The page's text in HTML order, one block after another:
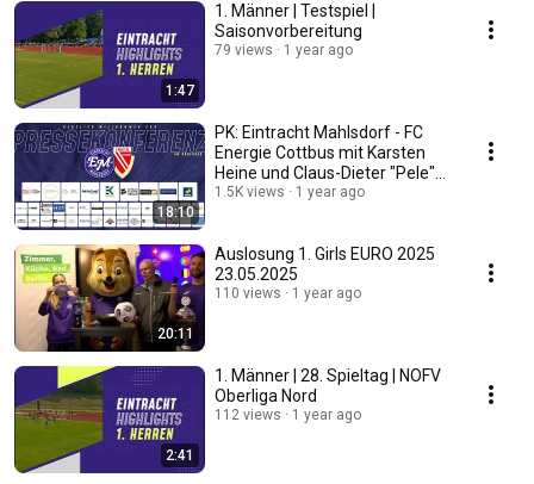
1:47
1. Männer | Testspiel |
Saisonvorbereitung
79 views 1 year ago
18:10
PK: Eintracht Mahlsdorf - FC
Energie Cottbus mit Karsten
Heine und Claus-Dieter "Pele"
Wollitz
1.5K views 1 year ago
20:11
Auslosung 1. Girls EURO 2025
23.05.2025
110 views 1 year ago
2:41
1. Männer | 28. Spieltag | NOFV
Oberliga Nord
112 views 1 year ago